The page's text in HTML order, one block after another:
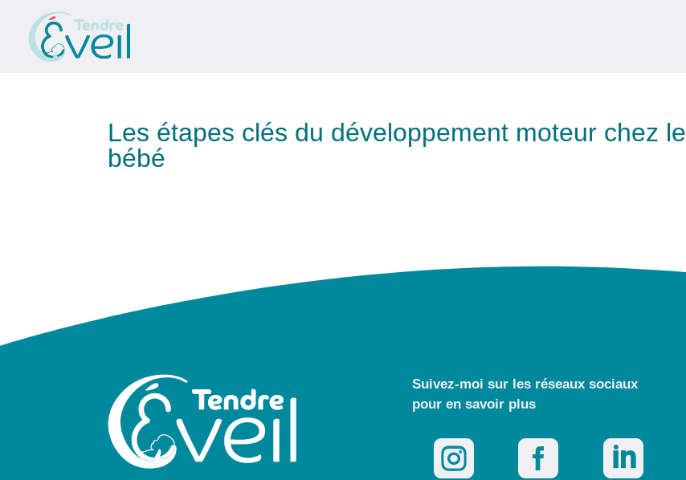
Les étapes clés du développement moteur chez le
bébé
Suivez-moi sur les réseaux sociaux
pouren savoir plus
  